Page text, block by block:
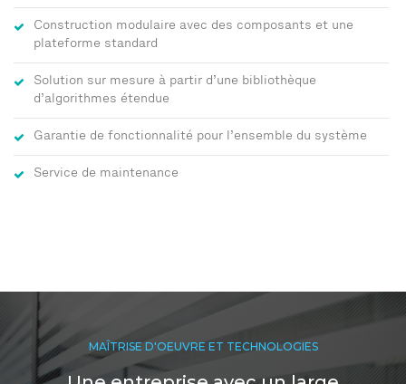
Construction modulaire avec des composants et une
plateforme standard
Solution sur mesure à partir d’une bibliothèque
d’algorithmes étendue
Garantie de fonctionnalité pour l’ensemble du système
Service de maintenance
MAÎTRISE D'OEUVRE ET TECHNOLOGIES